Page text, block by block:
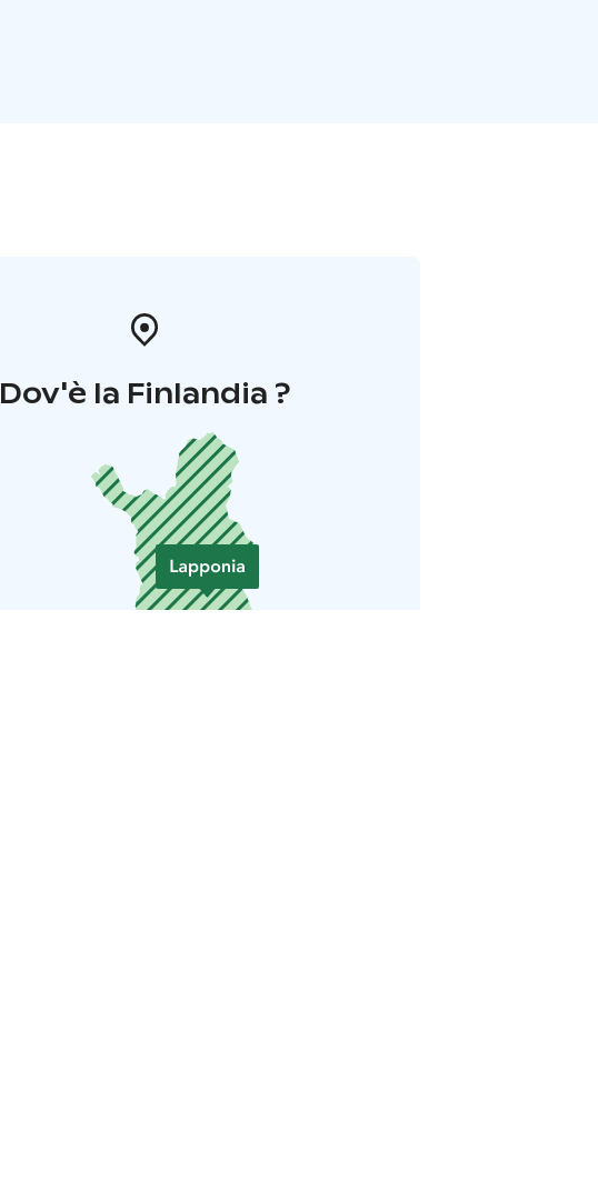
Dov'è la Finlandia ?